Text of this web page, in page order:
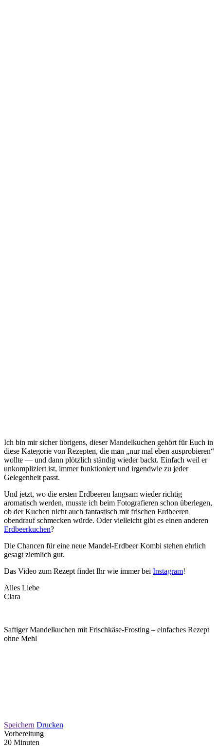
Ich bin mir sicher übrigens, dieser Mandelkuchen gehört für Euch in
diese Kategorie von Rezepten, die man „nur mal eben ausprobieren“
wollte — und dann plötzlich ständig wieder backt. Einfach weil er
unkompliziert ist, immer funktioniert und irgendwie zu jeder
Gelegenheit passt.
Und jetzt, wo die ersten Erdbeeren langsam wieder richtig
aromatisch werden, musste ich beim Fotografieren schon überlegen,
ob der Kuchen nicht auch fantastisch mit frischen Erdbeeren
obendrauf schmecken würde. Oder vielleicht gibt es einen anderen
Erdbeerkuchen?
Die Chancen für eine neue Mandel-Erdbeer Kombi stehen ehrlich
gesagt ziemlich gut.
Das Video zum Rezept findet Ihr wie immer bei Instagram!
Alles Liebe
Clara
Saftiger Mandelkuchen mit Frischkäse-Frosting – einfaches Rezept
ohne Mehl
Speichern Drucken
Vorbereitung
20 Minuten